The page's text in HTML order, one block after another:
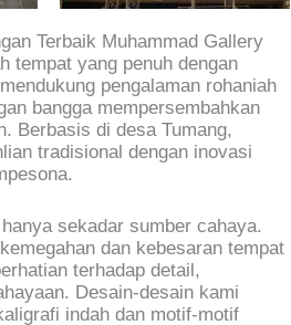
Terbaik Muhammad Gallery
tempat yang penuh dengan
pengalaman rohaniah
bangga mempersembahkan
Berbasis di desa Tumang,
tradisional dengan inovasi
sekadar sumber cahaya.
dan kebesaran tempat
terhadap detail,
Desain-desain kami
indah dan motif-motif